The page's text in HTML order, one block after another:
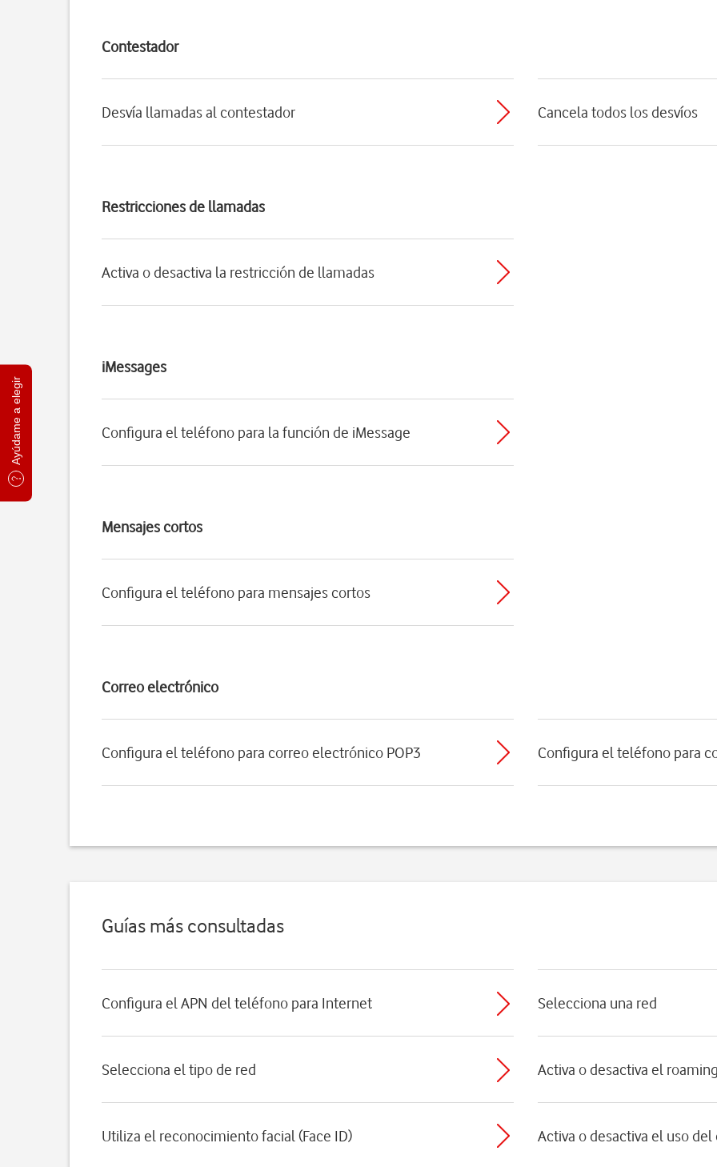
Ayúdame a elegir
Contestador
Desvía llamadas al contestador Cancela todos los desvíos
Restricciones de llamadas
Activa o desactiva la restricción de llamadas
iMessages
Configura el teléfono para la función de iMessage
Mensajes cortos
Configura el teléfono para mensajes cortos
Correo electrónico
Configura el teléfono para correo electrónico POP3 Configura el teléfono para
Guías más consultadas
Configura el APN del teléfono para Internet Selecciona una red
Selecciona el tipo de red Activa o desactiva el
Utiliza el reconocimiento facial (Face ID) Activa o desactiva el uso